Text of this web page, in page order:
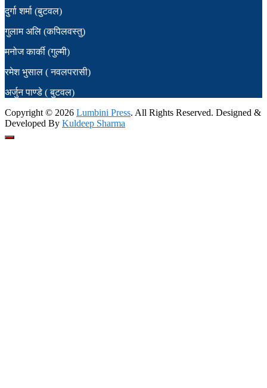
दुर्गा शर्मा (बुटवल)
गुलाम अलि (कपिलवस्तु)
मनोज कार्की (गुल्मी)
रमेश भुसाल ( नवलपरासी)
अर्जुन पाण्डे ( बुटवल)
Copyright © 2026 Lumbini Press. All Rights Reserved. Designed &
Developed By Kuldeep Sharma